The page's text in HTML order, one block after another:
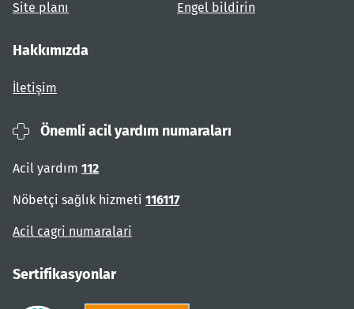
Site planı Engel bildirin
Hakkımızda
İletişim
Önemli acil yardım numaraları
Acil yardım 112
Nöbetçi sağlık hizmeti 116117
Acil cagri numaralari
Sertifikasyonlar